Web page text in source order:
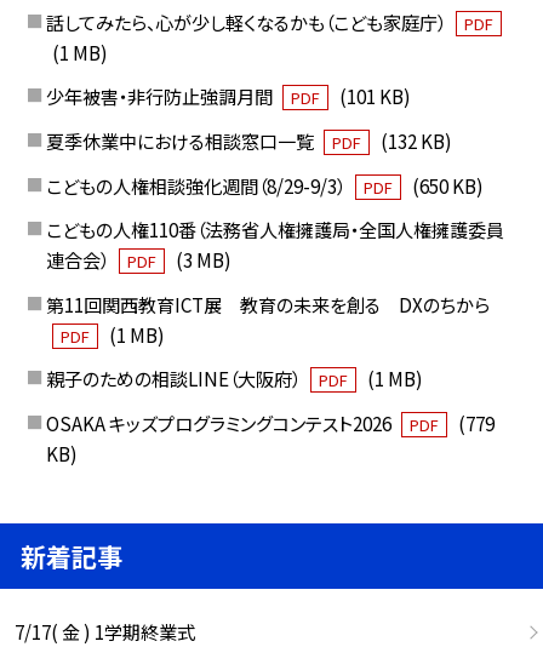
話してみたら、心が少し軽くなるかも（こども家庭庁）
PDF
(1 MB)
少年被害・非行防止強調月間
PDF
(101 KB)
夏季休業中における相談窓口一覧
PDF
(132 KB)
こどもの人権相談強化週間（8/29-9/3）
PDF
(650 KB)
こどもの人権110番（法務省人権擁護局・全国人権擁護委員
連合会）
PDF
(3 MB)
第11回関西教育ICT展 教育の未来を創る DXのちから
PDF
(1 MB)
親子のための相談LINE（大阪府）
PDF
(1 MB)
OSAKA キッズプログラミングコンテスト2026
PDF
(779
KB)
新着記事
7/17( 金 ) 1学期終業式